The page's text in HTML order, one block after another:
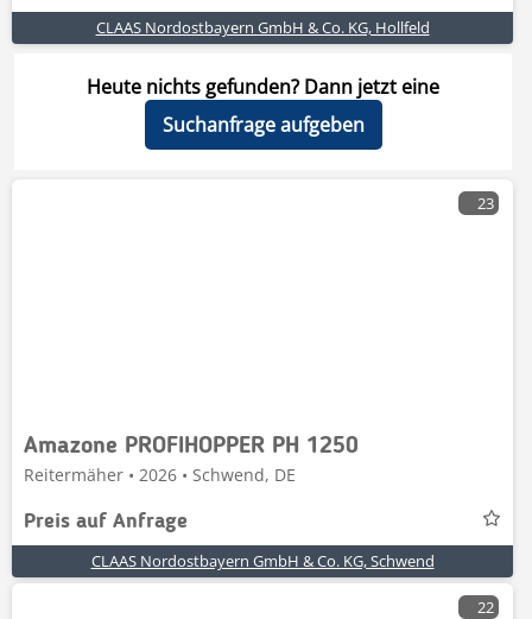
CLAAS Nordostbayern GmbH & Co. KG, Hollfeld
Heute nichts gefunden? Dann jetzt eine
Suchanfrage aufgeben
23
Amazone PROFIHOPPER PH 1250
Reitermäher • 2026 • Schwend, DE
Preis auf Anfrage
CLAAS Nordostbayern GmbH & Co. KG, Schwend
22